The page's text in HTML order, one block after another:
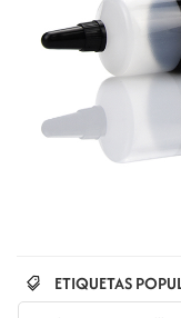
ETIQUETAS